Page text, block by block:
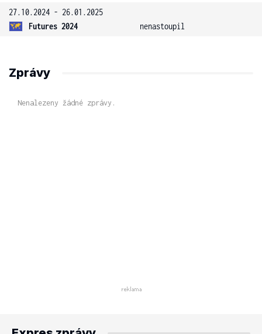
27.10.2024 - 26.01.2025
Futures 2024
nenastoupil
Zprávy
Nenalezeny žádné zprávy.